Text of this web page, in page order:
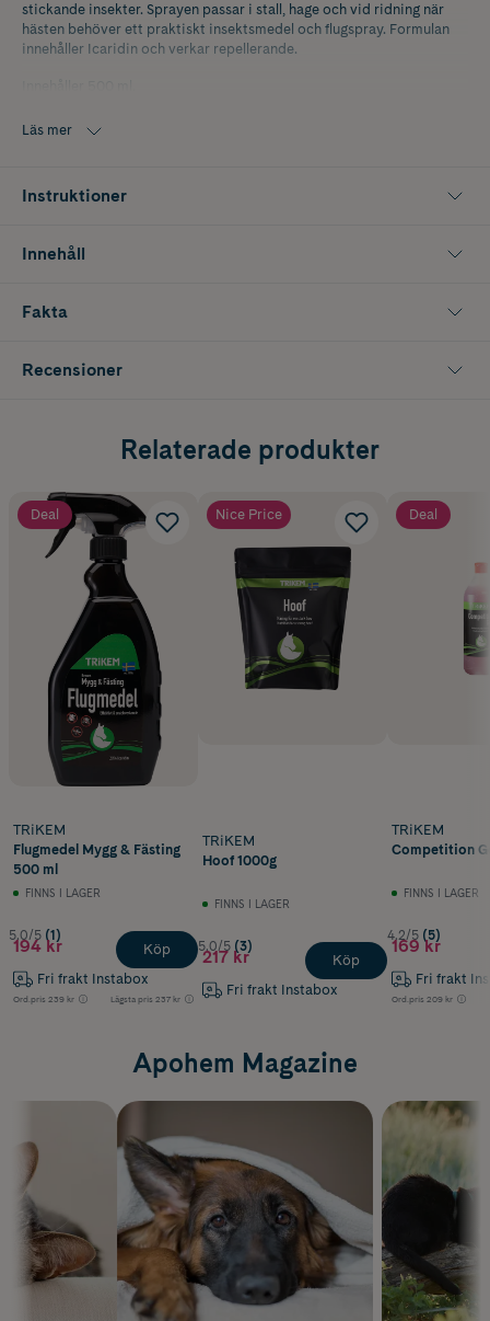
stickande insekter. Sprayen passar i stall, hage och vid ridning när
hästen behöver ett praktiskt insektsmedel och flugspray. Formulan
innehåller Icaridin och verkar repellerande.
Läs mer
Instruktioner
Innehåll
Fakta
Recensioner
Relaterade produkter
Deal
TRiKEM
Flugmedel Mygg & Fästing
500 ml
FINNS I LAGER
5.0/5 (1)
194 kr
Fri frakt Instabox
Ord.pris 239 kr Lägsta pris 237 kr
Köp
Nice Price
TRiKEM
Hoof 1000g
FINNS I LAGER
5.0/5 (3)
217 kr
Fri frakt Instabox
Köp
Deal
TRiKEM
Competition
FINNS I LAGER
4.2/5 (5)
169 kr
Fri frakt
Ord.pris 209 kr
Apohem Magazine